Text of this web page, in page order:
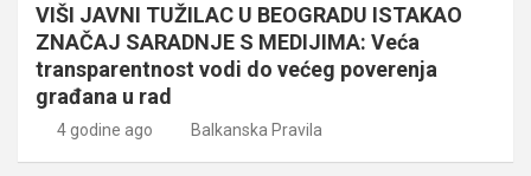
VIŠI JAVNI TUŽILAC U BEOGRADU ISTAKAO
ZNAČAJ SARADNJE S MEDIJIMA: Veća
transparentnost vodi do većeg poverenja
građana u rad
4 godine ago Balkanska Pravila